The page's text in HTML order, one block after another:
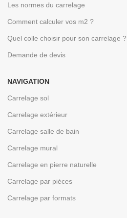
Les normes du carrelage
Comment calculer vos m2 ?
Quel colle choisir pour son carrelage ?
Demande de devis
NAVIGATION
Carrelage sol
Carrelage extérieur
Carrelage salle de bain
Carrelage mural
Carrelage en pierre naturelle
Carrelage par pièces
Carrelage par formats